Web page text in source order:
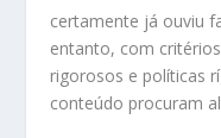
certamente já ouviu
entanto, com
rigorosos e políticas
conteúdo procuram